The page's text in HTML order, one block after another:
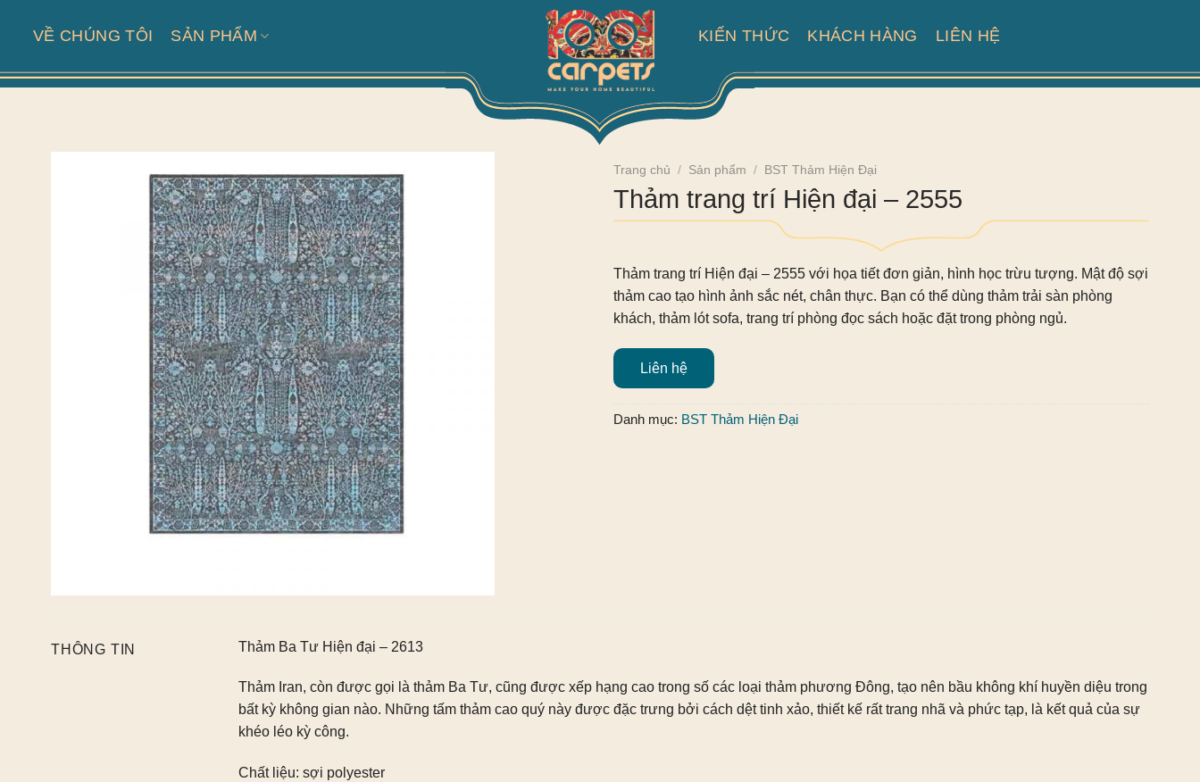
VỀ CHÚNG TÔI SẢN PHẨM KIẾN THỨC KHÁCH HÀNG LIÊN HỆ
Trang chủ / Sản phẩm / BST Thảm Hiện Đại
Thảm trang trí Hiện đại – 2555
Thảm trang trí Hiện đại – 2555 với họa tiết đơn giản, hình học trừu tượng. Mật độ sợi
thảm cao tạo hình ảnh sắc nét, chân thực. Bạn có thể dùng thảm trải sàn phòng
khách, thảm lót sofa, trang trí phòng đọc sách hoặc đặt trong phòng ngủ.
Liên hệ
Danh mục: BST Thảm Hiện Đại
THÔNG TIN Thảm Ba Tư Hiện đại – 2613
Thảm Iran, còn được gọi là thảm Ba Tư, cũng được xếp hạng cao trong số các loại thảm phương Đông, tạo nên bầu không khí huyền diệu trong
bất kỳ không gian nào. Những tấm thảm cao quý này được đặc trưng bởi cách dệt tinh xảo, thiết kế rất trang nhã và phức tạp, là kết quả của sự
khéo léo kỳ công.
Chất liệu: sợi polyester